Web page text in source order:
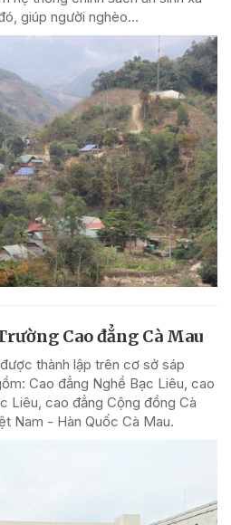
giúp người nghèo...
Cao đẳng Cà Mau
thành lập trên cơ sở sáp
Cao đẳng Nghề Bạc Liêu, cao
Liêu, cao đẳng Cộng đồng Cà
Nam - Hàn Quốc Cà Mau.